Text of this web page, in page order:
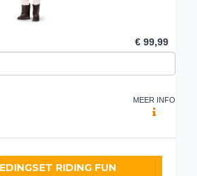
€ 99,99
MEER INFO
RIDING FUN